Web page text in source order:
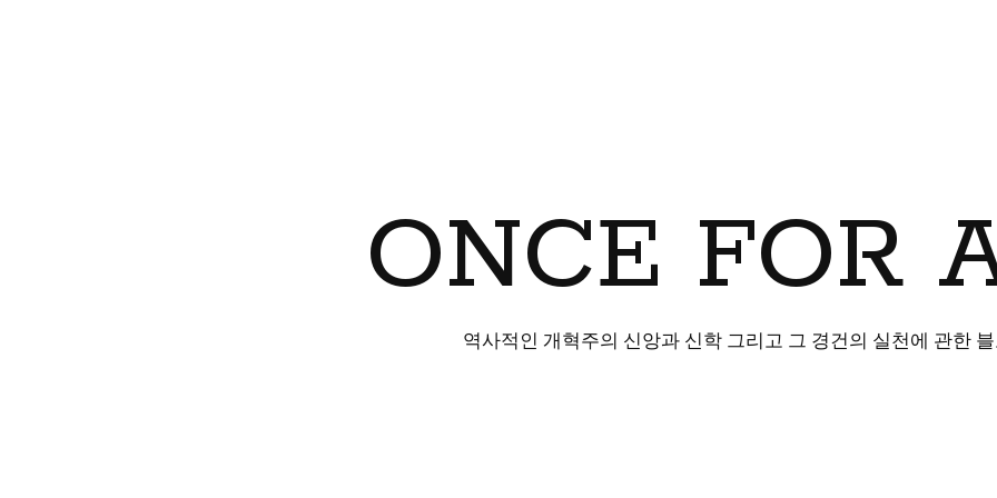
ONCE FOR
역사적인 개혁주의 신앙과 신학 그리고 그 경건의 실천에 관한